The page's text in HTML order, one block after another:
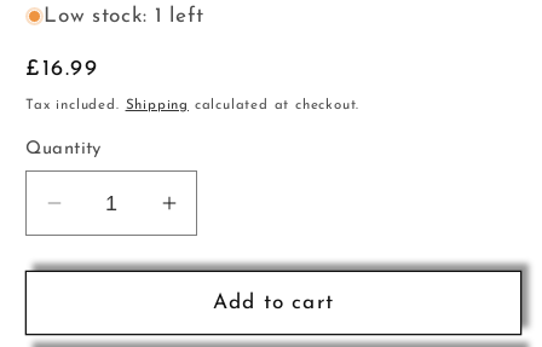
Low stock: 1 left
Regular
price
£16.99
Tax included. Shipping calculated at checkout.
Quantity
Decrease
quantity
for
SWR
Increase
quantity
for
Finland
SWR
Add to cart